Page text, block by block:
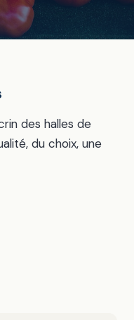
des halles de
du choix, une